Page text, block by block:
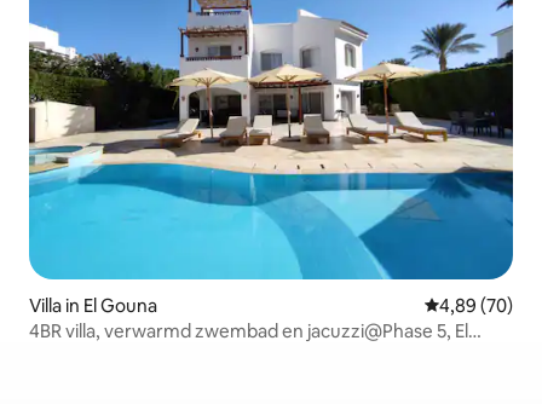
Villa in El Gouna Gemiddelde
4,89 (70)
4BR villa, verwarmd zwembad en jacuzzi@Phase 5, El